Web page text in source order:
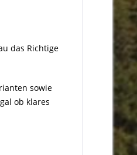
das Richtige
sowie
ob klares